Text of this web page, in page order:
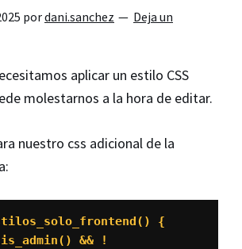
pordani.sanchez
Deja un
aplicar un estilo CSS
molestarnos a la hora de editar.
nuestro css adicional de la
{